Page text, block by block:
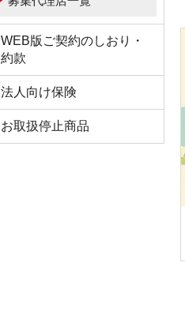
WEB版ご契約のしおり・
約款
法人向け保険
お取扱停止商品